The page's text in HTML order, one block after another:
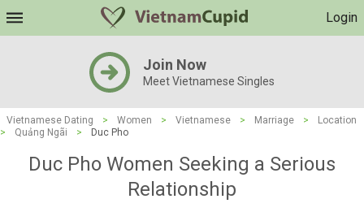
Login
Join Now
Meet Vietnamese Singles
Vietnamese Dating > Women > Vietnamese > Marriage >
Location
>
Quảng Ngãi > Duc Pho
Duc Pho Women Seeking a Serious
Relationship